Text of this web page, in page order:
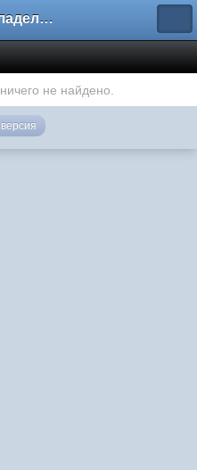
Форум владельцев интернет-магазинов
не найдено.